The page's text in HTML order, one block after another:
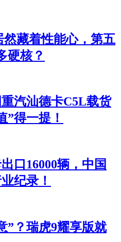
然藏着性能心，第五
硬核？
汽汕德卡C5L载货
”得一提！
口16000辆，中国
纪录！
”？瑞虎9耀享版就